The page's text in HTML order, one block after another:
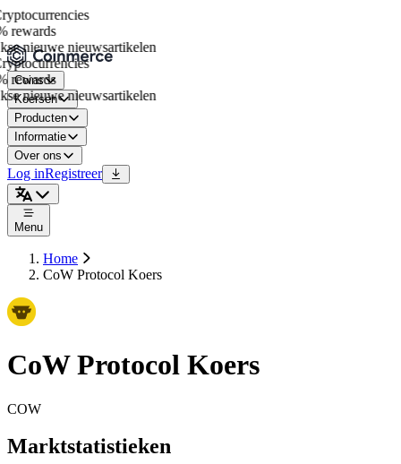
nieuwe nieuwsartikelen
nieuwe nieuwsartikelen
Coins
Koersen
Producten
Informatie
Over ons
Log inRegistreer
Menu
Home
CoW Protocol Koers
CoW Protocol Koers
COW
Marktstatistieken